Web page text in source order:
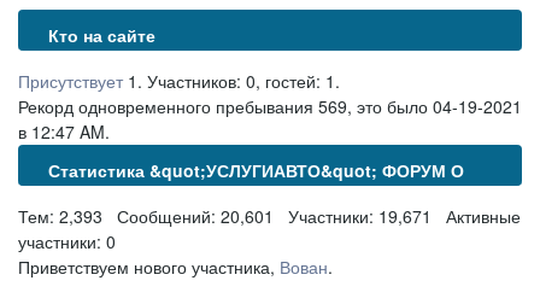
Кто на сайте
Присутствует1. Участников: 0, гостей: 1.
Рекорд одновременного пребывания 569, это было 04-19-2021
в 12:47 AM.
Статистика &quot;УСЛУГИАВТО&quot; ФОРУМ О
АВТОМОТОТРАНСПОРТНЫХ СРЕДСТВ
Тем: 2,393 Сообщений: 20,601 Участники: 19,671 Активные
участники: 0
Приветствуем нового участника, Вован.